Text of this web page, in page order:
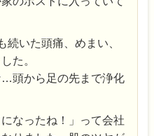
いた頭痛、めまい、
た。
頭から足の先まで浄化
なったね！」って会社